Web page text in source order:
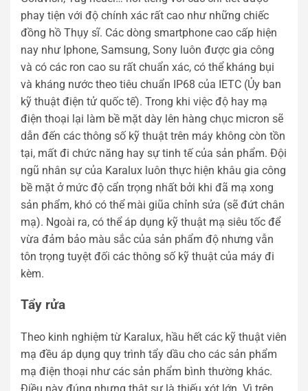
phay tiện với độ chính xác rất cao như những chiếc
đồng hồ Thụy sĩ. Các dòng smartphone cao cấp hiện
nay như Iphone, Samsung, Sony luôn được gia công
và có các ron cao su rất chuẩn xác, có thể kháng bụi
và kháng nước theo tiêu chuẩn IP68 của IETC (Ủy ban
kỹ thuật điện tử quốc tế). Trong khi việc độ hay mạ
điện thoại lại làm bề mặt dày lên hàng chục micron sẽ
dẫn đến các thông số kỹ thuật trên máy không còn tồn
tại, mất đi chức năng hay sự tinh tế của sản phẩm. Đội
ngũ nhân sự của Karalux luôn thực hiện khâu gia công
bề mặt ở mức độ cẩn trọng nhất bởi khi đã mạ xong
sản phẩm, khó có thể mài giũa chỉnh sửa (sẽ đứt chân
mạ). Ngoài ra, có thể áp dụng kỹ thuật mạ siêu tốc để
vừa đảm bảo màu sắc của sản phẩm độ nhưng vẫn
tôn trọng tuyệt đối các thông số kỹ thuật của máy đi
kèm.
Tẩy rửa
Theo kinh nghiệm từ Karalux, hầu hết các kỹ thuật viên
mạ đều áp dụng quy trình tẩy dầu cho các sản phẩm
mạ điện thoại như các sản phẩm bình thường khác.